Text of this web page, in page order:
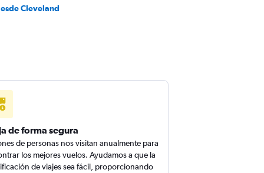
Cleveland
de forma segura
de personas nos visitan anualmente para
los mejores vuelos. Ayudamos a que la
de viajes sea fácil, proporcionando